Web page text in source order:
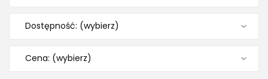
Dostępność: (wybierz)
Cena: (wybierz)